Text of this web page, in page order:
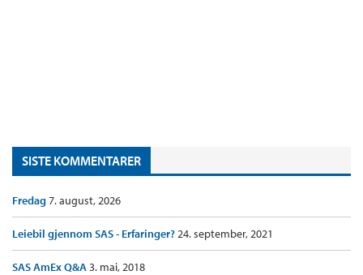
SISTE KOMMENTARER
Fredag7. august, 2026
Leiebil gjennom SAS - Erfaringer?24. september, 2021
SAS AmEx Q&A3. mai, 2018